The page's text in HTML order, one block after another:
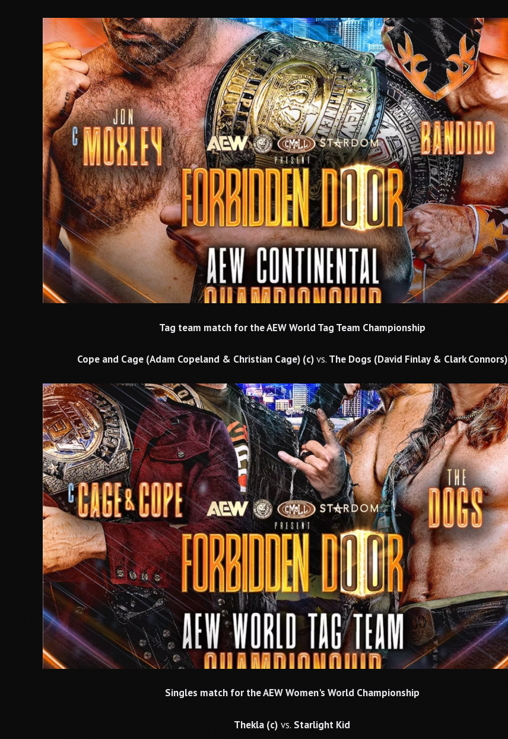
Tag team match for the AEW World Tag Team Championship
Cope and Cage (Adam Copeland & Christian Cage) (c)vs. The Dogs (David Finlay & Clark Connors)
Singles match for the AEW Women's World Championship
Thekla (c) vs. Starlight Kid